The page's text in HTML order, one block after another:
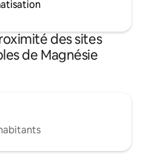
des sites
de Magnésie